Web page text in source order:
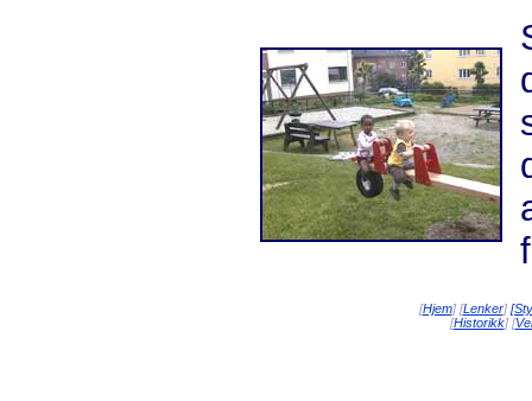
[Hjem] [Lenker]
[Historikk] [